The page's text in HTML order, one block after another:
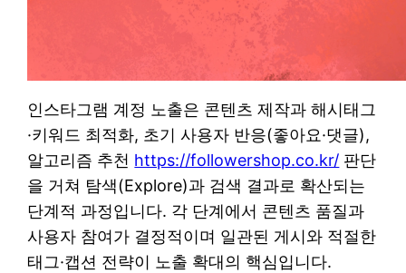
인스타그램 계정 노출은 콘텐츠 제작과 해시태그
·키워드 최적화, 초기 사용자 반응(좋아요·댓글),
알고리즘 추천 https://followershop.co.kr/ 판단
을 거쳐 탐색(Explore)과 검색 결과로 확산되는
단계적 과정입니다. 각 단계에서 콘텐츠 품질과
사용자 참여가 결정적이며 일관된 게시와 적절한
태그·캡션 전략이 노출 확대의 핵심입니다.